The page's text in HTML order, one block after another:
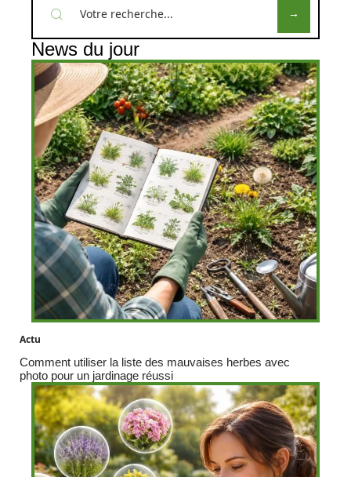
News du jour
Actu
Comment utiliser la liste des mauvaises herbes avec
photo pour un jardinage réussi